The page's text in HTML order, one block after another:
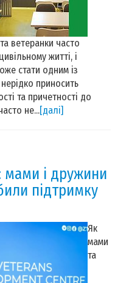
ветеранки часто
житті, і
стати одним із
приносить
та причетності до
не...[далі]
мами і дружини
підтримку
Як
мами
та